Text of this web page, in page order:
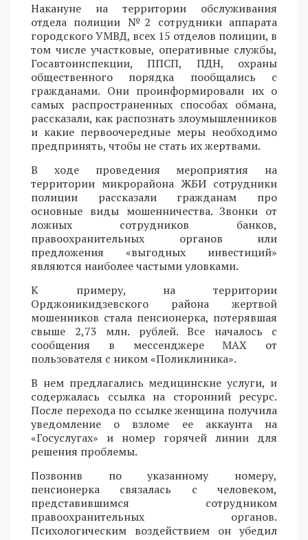
Накануне на территории обслуживания
отдела полиции №2 сотрудники аппарата
городского УМВД, всех 15 отделов полиции, в
том числе участковые, оперативные службы,
Госавтоинспекции, ППСП, ПДН, охраны
общественного порядка пообщались с
гражданами. Они проинформировали их о
самых распространенных способах обмана,
рассказали, как распознать злоумышленников
и какие первоочередные меры необходимо
предпринять, чтобы не стать их жертвами.
В ходе проведения мероприятия на
территории микрорайона ЖБИ сотрудники
полиции рассказали гражданам про
основные виды мошенничества. Звонки от
ложных сотрудников банков,
правоохранительных органов или
предложения «выгодных инвестиций»
являются наиболее частыми уловками.
К примеру, на территории
Орджоникидзевского района жертвой
мошенников стала пенсионерка, потерявшая
свыше 2,73 млн. рублей. Все началось с
сообщения в мессенджере MAX от
пользователя с ником «Поликлиника».
В нем предлагались медицинские услуги, и
содержалась ссылка на сторонний ресурс.
После перехода по ссылке женщина получила
уведомление о взломе ее аккаунта на
«Госуслугах» и номер горячей линии для
решения проблемы.
Позвонив по указанному номеру,
пенсионерка связалась с человеком,
представившимся сотрудником
правоохранительных органов.
Психологическим воздействием он убедил